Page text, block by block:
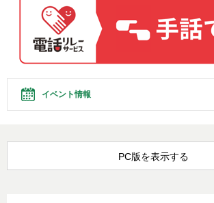
イベント情報
PC版を表示する